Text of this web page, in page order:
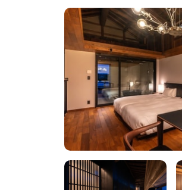
merokok